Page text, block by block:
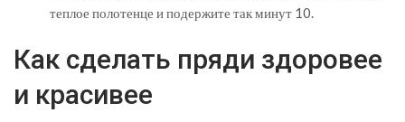
теплое полотенце и подержите так минут 10.
Как сделать пряди здоровее
и красивее